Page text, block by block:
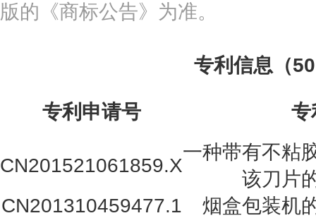
版的《商标公告》为准。
专利信息（
专利申请号 专
CN201521061859.X
一种带有不粘
该刀片
CN201310459477.1
烟盒包装机